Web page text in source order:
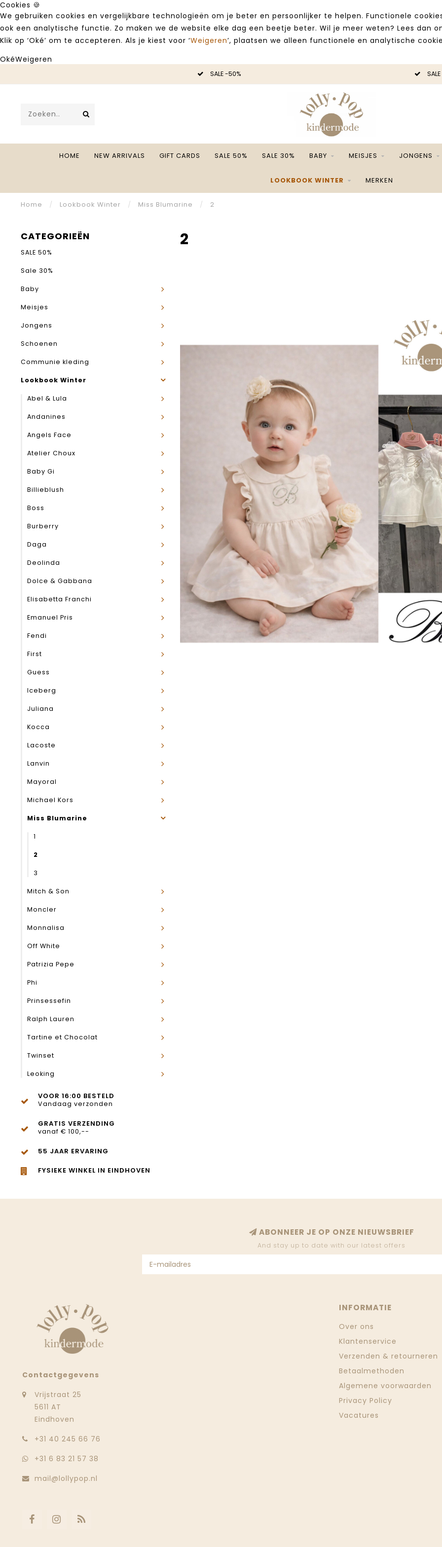
Cookies 🍪
We gebruiken cookies en vergelijkbare technologieën om je beter en persoonlijker te helpen. Functionele
ook een analytische functie. Zo maken we de website elke dag een beetje beter. Wil je meer weten? Lees dan
Klik op ‘Oké’ om te accepteren. Als je kiest voor ‘Weigeren’, plaatsen we alleen functionele en analytische
OkéWeigeren
SALE -50%
HOME NEW ARRIVALS GIFT CARDS SALE 50% SALE 30% BABY MEISJES JONGENS
LOOKBOOK WINTER MERKEN
Home / Lookbook Winter / Miss Blumarine / 2
CATEGORIEËN
SALE 50%
Sale 30%
Baby
Meisjes
Jongens
Schoenen
Communie kleding
Lookbook Winter
Abel & Lula
Andanines
Angels Face
Atelier Choux
Baby Gi
Billieblush
Boss
Burberry
Daga
Deolinda
Dolce & Gabbana
Elisabetta Franchi
Emanuel Pris
Fendi
First
Guess
Iceberg
Juliana
Kocca
Lacoste
Lanvin
Mayoral
Michael Kors
Miss Blumarine
1
2
3
Mitch & Son
Moncler
Monnalisa
Off White
Patrizia Pepe
Phi
Prinsessefin
Ralph Lauren
Tartine et Chocolat
Twinset
Leoking
VOOR 16:00 BESTELD
Vandaag verzonden
GRATIS VERZENDING
vanaf € 100,--
55 JAAR ERVARING
FYSIEKE WINKEL IN EINDHOVEN
2
ABONNEER JE OP ONZE NIEUWSBRIEF
And stay up to date with our latest offers
Contactgegevens
Vrijstraat 25
5611 AT
Eindhoven
‭+31 40 245 66 76
+31 6 83 21 57 38
mail@lollypop.nl
INFORMATIE
Over ons
Klantenservice
Verzenden & retourneren
Betaalmethoden
Algemene voorwaarden
Privacy Policy
Vacatures